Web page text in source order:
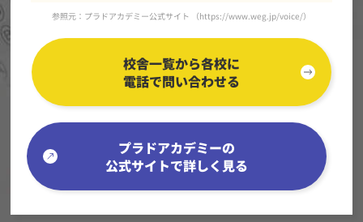
参照元：プラドアカデミー公式サイト （https://www.weg.jp/voice/）
校舎一覧から各校に
電話で問い合わせる
プラドアカデミーの
公式サイトで詳しく見る